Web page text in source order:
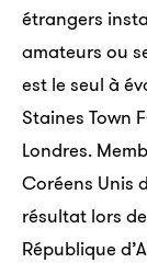
étrangers
amateurs ou
est le seul à
Staines Town
Londres.
Coréens Unis
résultat lors
République